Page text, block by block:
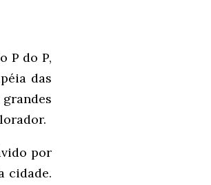
P do P,
das
por
cidade.